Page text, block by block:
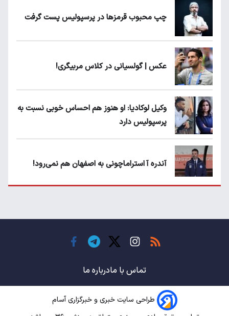
چپ محبوب قرمزها در پرسپولیس پست گرفت
عکس | گولسیانی در کلاس مربیگری!
وکیل لوکادیا: او هنوز هم احساس خوبی نسبت به
پرسپولیس دارد
آندره آ استراماچونی به اصفهان هم نمی‌رود!
حسن روی هوا!
باشگاه های جهان
سروش رفیعی مقابل الریان فیکس است؟
تماس با مادرباره ما
طراحی سایت خبری و خبرگزاری آسام